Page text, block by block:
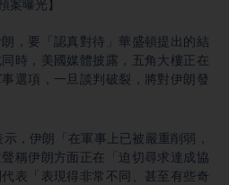
案曝光】
，要「認真對待」華盛頓提出的結
時，美國媒體披露，五角大樓正在
選項，一旦談判破裂，將對伊朗發
，伊朗「在軍事上已被嚴重削弱，
稱伊朗方面正在「迫切尋求達成協
表「表現得非常不同、甚至有些奇